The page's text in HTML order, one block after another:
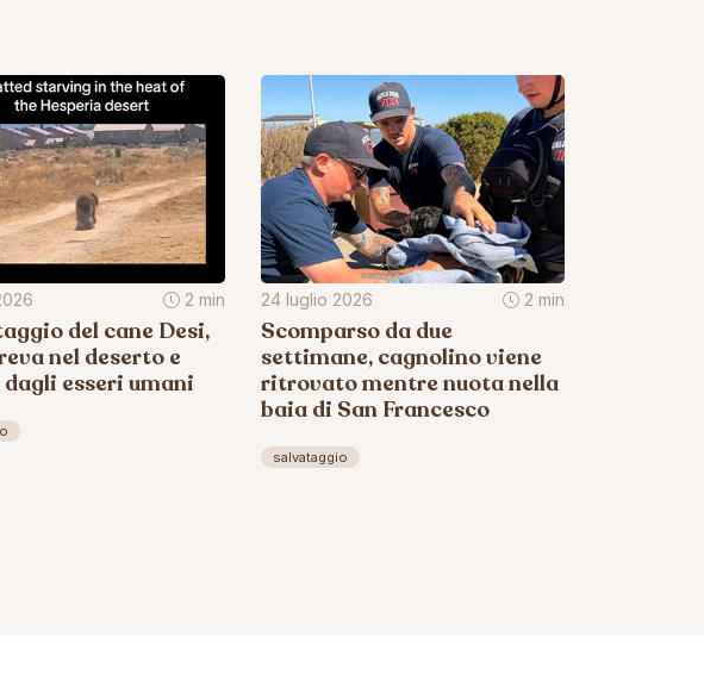
2 min
del cane Desi,
nel deserto e
esseri umani
24 luglio 2026 2 min
Scomparso da due
settimane, cagnolino viene
ritrovato mentre nuota nella
baia di San Francesco
salvataggio